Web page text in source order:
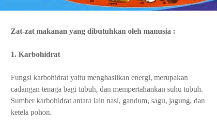
Zat-zat makanan yang dibutuhkan oleh manusia :
1. Karbohidrat
Fungsi karbohidrat yaitu menghasilkan energi, merupakan
cadangan tenaga bagi tubuh, dan mempertahankan suhu tubuh.
Sumber karbohidrat antara lain nasi, gandum, sagu, jagung, dan
ketela pohon.